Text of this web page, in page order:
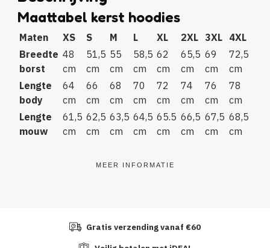
Maattabel kerst hoodies
Maten XS S M L XL 2XL 3XL
4XL
Breedte
borst
48
cm
51,5
cm
55
cm
58,5
cm
62
cm
65,5
cm
69
cm
72,5
cm
Lengte
body
64
cm
66
cm
68
cm
70
cm
72
cm
74
cm
76
cm
78
cm
Lengte
mouw
61,5
cm
62,5
cm
63,5
cm
64,5
cm
65.5
cm
66,5
cm
67,5
cm
68,5
cm
MEER INFORMATIE
Gratis verzending vanaf €60